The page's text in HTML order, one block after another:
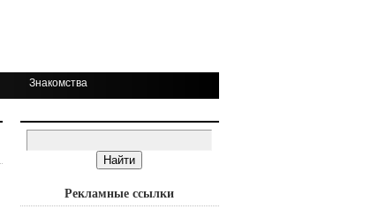
Знакомства
Рекламные ссылки